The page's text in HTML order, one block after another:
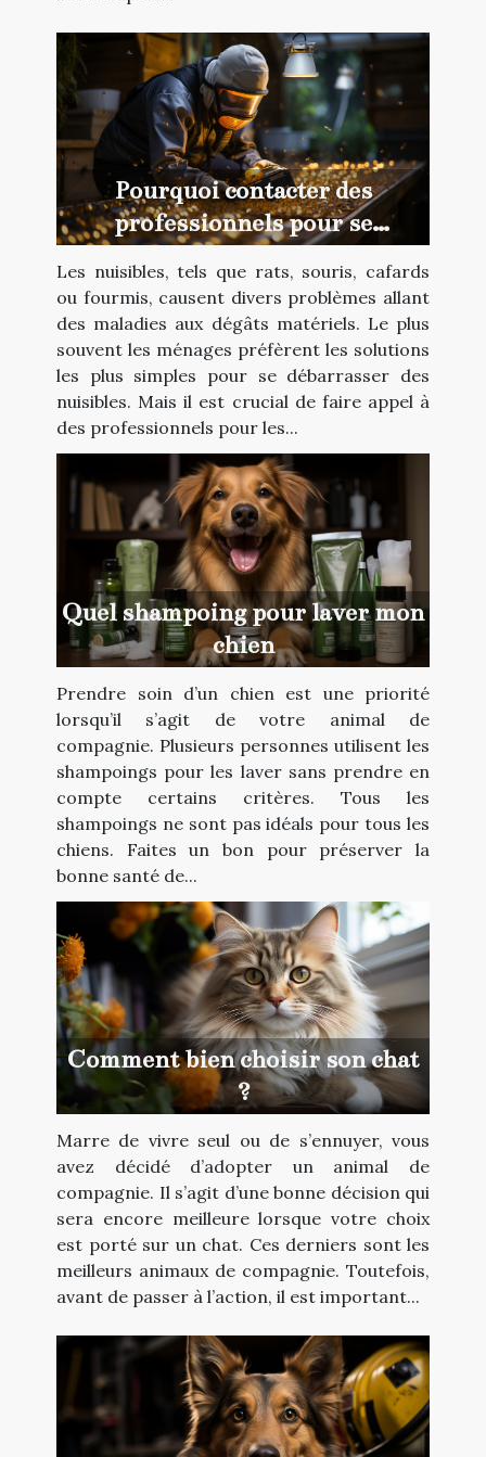
Pourquoi contacter des
professionnels pour se
Les nuisibles, tels que rats, souris, cafards
ou fourmis, causent divers problèmes allant
des maladies aux dégâts matériels. Le plus
souvent les ménages préfèrent les solutions
les plus simples pour se débarrasser des
nuisibles. Mais il est crucial de faire appel à
des professionnels pour les...
Quel shampoing pour laver mon
chien
Prendre soin d’un chien est une priorité
lorsqu’il s’agit de votre animal de
compagnie. Plusieurs personnes utilisent les
shampoings pour les laver sans prendre en
compte certains critères. Tous les
shampoings ne sont pas idéals pour tous les
chiens. Faites un bon pour préserver la
bonne santé de...
Comment bien choisir son chat
?
Marre de vivre seul ou de s’ennuyer, vous
avez décidé d’adopter un animal de
compagnie. Il s’agit d’une bonne décision qui
sera encore meilleure lorsque votre choix
est porté sur un chat. Ces derniers sont les
meilleurs animaux de compagnie. Toutefois,
avant de passer à l’action, il est important...